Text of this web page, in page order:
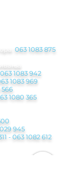
063 1083 875
063 1083 942
1083 969
1080 365
945
- 063 1082612